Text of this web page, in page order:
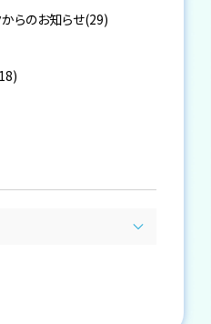
らのお知らせ(29)